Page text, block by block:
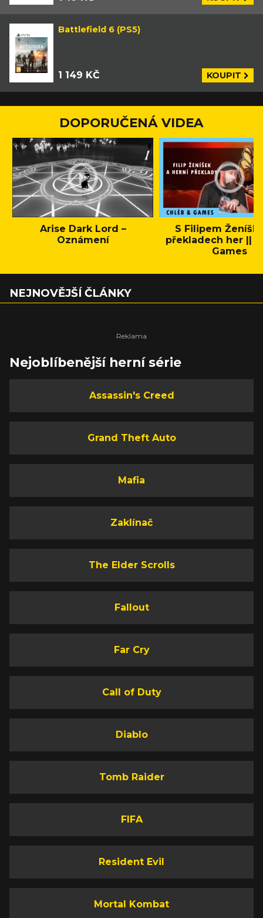
Battlefield 6 (PS5)
1 149 KČ KOUPIT
DOPORUČENÁ VIDEA
Arise Dark Lord –
Oznámení
S Filipem
překladech her ||
Games
NEJNOVĚJŠÍ ČLÁNKY
Nejoblíbenější herní série
Assassin's Creed
Grand Theft Auto
Mafia
Zaklínač
The Elder Scrolls
Fallout
Far Cry
Call of Duty
Diablo
Tomb Raider
FIFA
Resident Evil
Mortal Kombat